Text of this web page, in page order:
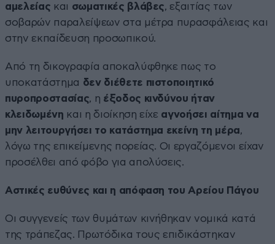
αμελείας και σωματικές βλάβες, εξαιτίας των
σοβαρών παραλείψεων στα μέτρα πυρασφάλειας και
στην εκπαίδευση προσωπικού.
Από τη δικογραφία αποκαλύφθηκε πως το
υποκατάστημα δεν διέθετε πιστοποιητικό
πυροπροστασίας, η έξοδος κινδύνου ήταν
κλειδωμένη και η διοίκηση είχε αγνοήσει αίτημα να
μην λειτουργήσει το κατάστημα εκείνη τη μέρα,
λόγω της επικείμενης πορείας. Οι εργαζόμενοι είχαν
προσέλθει από φόβο για απολύσεις.
Αστικές ευθύνες και η απόφαση του Αρείου Πάγου
Οι συγγενείς των θυμάτων κινήθηκαν νομικά κατά
της τράπεζας. Πρωτόδικα τους επιδικάστηκαν